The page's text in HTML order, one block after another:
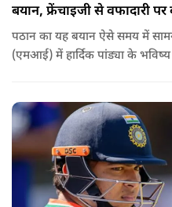
बयान, फ्रेंचाइजी से वफादारी पर
पठान का यह बयान ऐसे समय में
(एमआई) में हार्दिक पांड्या के